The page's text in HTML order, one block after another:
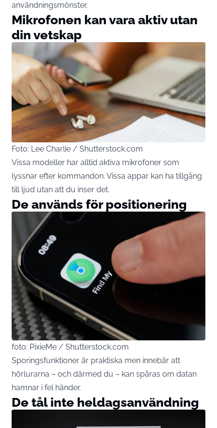
användningsmönster.
Mikrofonen kan vara aktiv utan
din vetskap
Foto: Lee Charlie / Shutterstock.com
Vissa modeller har alltid aktiva mikrofoner som
lyssnar efter kommandon. Vissa appar kan ha tillgång
till ljud utan att du inser det.
De används för positionering
foto: PixieMe / Shutterstock.com
Sporingsfunktioner är praktiska men innebär att
hörlurarna – och därmed du – kan spåras om datan
hamnar i fel händer.
De tål inte heldagsanvändning